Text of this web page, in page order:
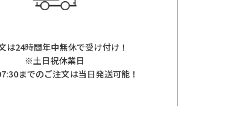
は24時間年中無休で受け付け！
※土日祝休業日
までのご注文は当日発送可能！